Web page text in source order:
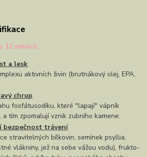
12 měsíců
a lesk
aktivních živin (brutnákový olej, EPA,
chrup
fosfátusodíku, které "lapají" vápník
a tím zpomalují vznik zubního kamene.
bezpečnost trávení
stravitelných bílkovin, semínek psyllia,
vlákniny, jež na sebe vážou vodu), frukto-